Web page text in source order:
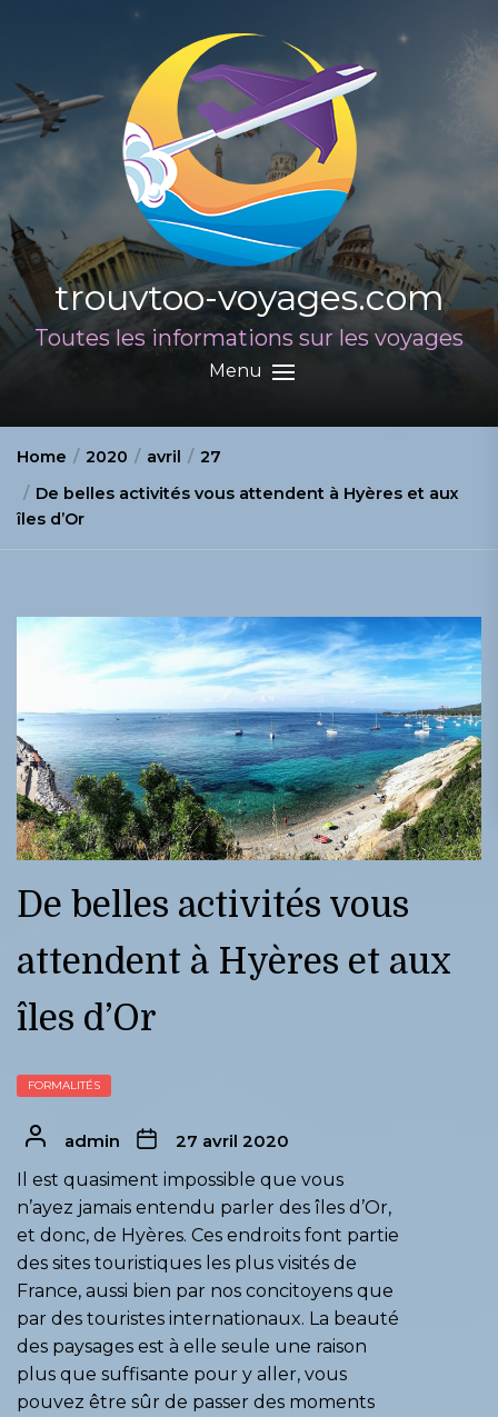
content
trouvtoo-voyages.com
Toutes les informations sur les voyages
Menu
Home 2020 avril
27
De belles activités vous attendent à Hyères et aux
îles d’Or
De belles activités vous
attendent à Hyères et aux
îles d’Or
FORMALITÉS
admin
27 avril 2020
Il est quasiment impossible que vous
n’ayez jamais entendu parler des îles d’Or,
et donc, de Hyères. Ces endroits font partie
des sites touristiques les plus visités de
France, aussi bien par nos concitoyens que
par des touristes internationaux. La beauté
des paysages est à elle seule une raison
plus que suffisante pour y aller, vous
pouvez être sûr de passer des moments